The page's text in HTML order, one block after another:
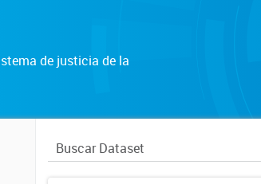
de justicia de la